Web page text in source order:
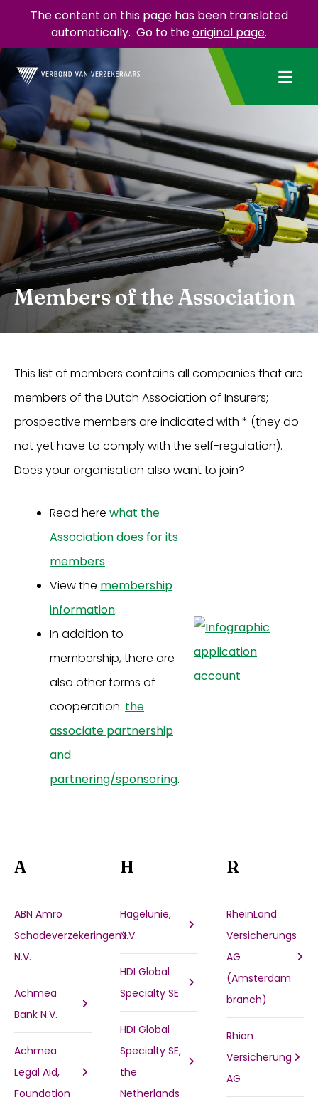
The content on this page has been translated
automatically. Go to theoriginal page.
Members of the Association
This list of members contains all companies that are
members of the Dutch Association of Insurers;
prospective members are indicated with * (they do
not yet have to comply with the self-regulation).
Does your organisation also want to join?
Read here what the
Association does for its
members
View the membership
information.
In addition to
membership, there are
also other forms of
cooperation: the
associate partnership
and
partnering/sponsoring.
A
ABN Amro
Schadeverzekeringen
N.V.
Achmea
Bank N.V.
Achmea
Legal Aid,
Foundation
H
Hagelunie,
N.V.
HDI Global
Specialty SE
HDI Global
Specialty SE,
the
Netherlands
R
RheinLand
Versicherungs
AG
(Amsterdam
branch)
Rhion
Versicherung
AG